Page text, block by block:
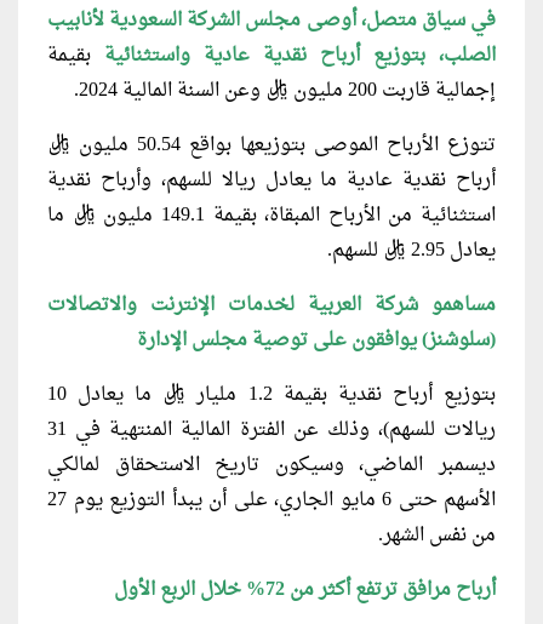
في سياق متصل، أوصى مجلس الشركة السعودية لأنابيب
الصلب، بتوزيع أرباح نقدية عادية واستثنائية بقيمة
إجمالية قاربت 200 مليون ريال وعن السنة المالية 2024.
تتوزع الأرباح الموصى بتوزيعها بواقع 50.54 مليون ريال
أرباح نقدية عادية ما يعادل ريالا للسهم، وأرباح نقدية
استثنائية من الأرباح المبقاة، بقيمة 149.1 مليون ريال ما
يعادل 2.95 ريال للسهم.
مساهمو شركة العربية لخدمات الإنترنت والاتصالات
(سلوشنز) يوافقون على توصية مجلس الإدارة
بتوزيع أرباح نقدية بقيمة 1.2 مليار ريال ما يعادل 10
ريالات للسهم)، وذلك عن الفترة المالية المنتهية في 31
ديسمبر الماضي، وسيكون تاريخ الاستحقاق لمالكي
الأسهم حتى 6 مايو الجاري، على أن يبدأ التوزيع يوم 27
من نفس الشهر.
أرباح مرافق ترتفع أكثر من 72% خلال الربع الأول